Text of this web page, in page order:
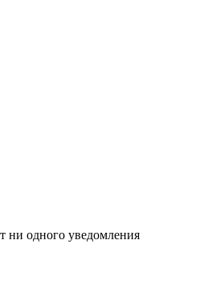
ни одного уведомления